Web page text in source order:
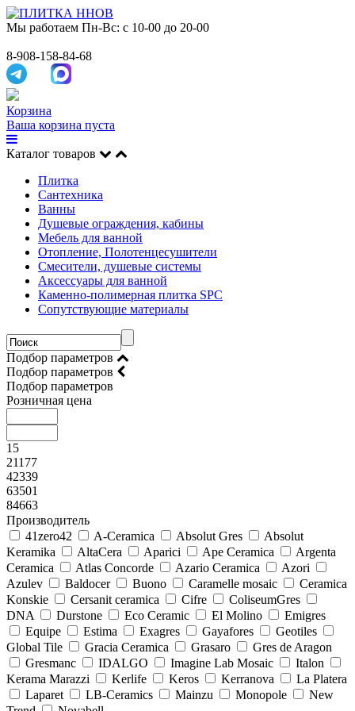
Мы работаем Пн-Вс: с 10-00 до 20-00
8-908-158-84-68
Корзина
Ваша корзина пуста
Каталог товаров
Плитка
Сантехника
Ванны
Душевые ограждения, кабины
Мебель для ванной
Отопление, Полотенцесушители
Смесители, душевые системы
Аксессуары для ванной
Каменно-полимерная плитка SPC
Сопутствующие материалы
Подбор параметров
Подбор параметров
Подбор параметров
Розничная цена
15
21177
42339
63501
84663
Производитель
41zero42
A-Ceramica Absolut Gres
Absolut
Keramika
AltaCera Aparici Ape Ceramica
Argenta
Ceramica
Atlas Concorde Azario Ceramica
Azori
Azulev
Baldocer Buono Caramelle mosaic
Ceramica
Konskie
Cersanit ceramica Cifre
ColiseumGres
DNA
Durstone Eco Ceramic El Molino
Emigres
Equipe
Estima Exagres Gayafores
Geotiles
Global Tile
Gracia Ceramica Grasaro
Gres de Aragon
Gresmanc
IDALGO Imagine Lab Mosaic
Italon
Kerama Marazzi
Kerlife Keros Kerranova
La Platera
Laparet
LB-Ceramics Mainzu Monopole
New